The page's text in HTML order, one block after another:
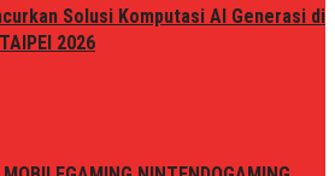
Solusi Komputasi AI Generasi di
2026